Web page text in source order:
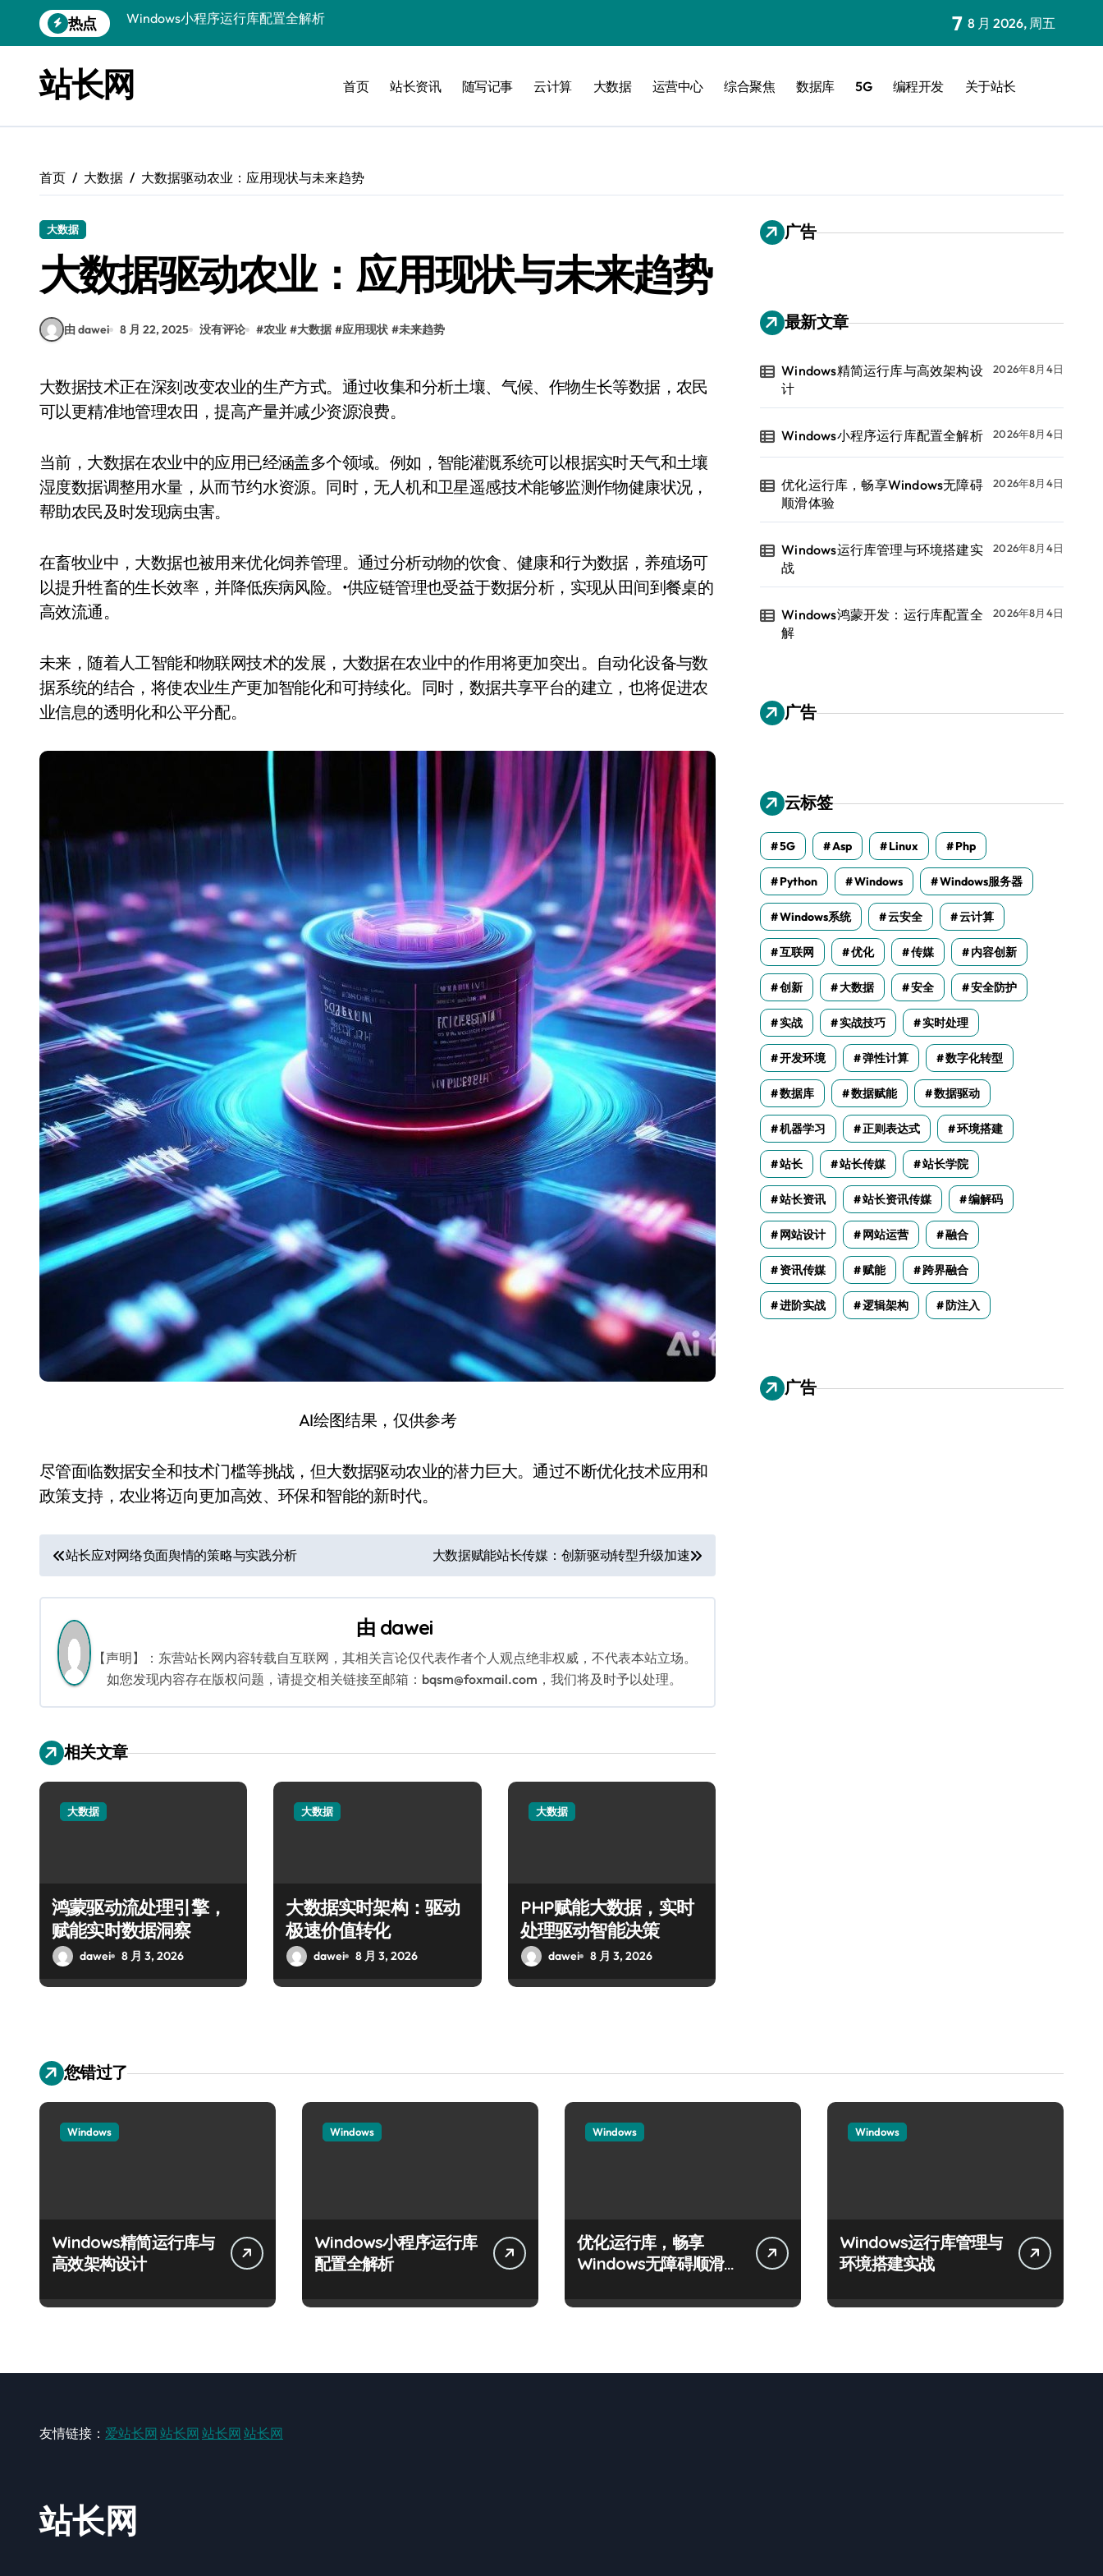
到
热点
优化运行库，畅享Windows无障碍顺滑体验
Windows鸿蒙开发：运行库配置全解
Windows嵌入式开发环境搭建与运行库优化
Linux环境优化与数据库调优实战
Linux下计算机视觉数据库配置与优化
Windows精简运行库与高效架构设计
7 8 月 2026, 周五
站长网 首页 站长资讯 随写记事 云计算 大数据 运营中心 综合聚焦 数据库 5G 编程开发 关于站长
首页 大数据 大数据驱动农业：应用现状与未来趋势
大数据
大数据驱动农业：应用现状与未来趋势
由 dawei 8 月 22, 2025 没有评论 #农业 #大数据 #应用现状 #未来趋势
大数据技术正在深刻改变农业的生产方式。通过收集和分析土壤、气候、作物生长等数据，农民
可以更精准地管理农田，提高产量并减少资源浪费。
当前，大数据在农业中的应用已经涵盖多个领域。例如，智能灌溉系统可以根据实时天气和土壤
湿度数据调整用水量，从而节约水资源。同时，无人机和卫星遥感技术能够监测作物健康状况，
帮助农民及时发现病虫害。
在畜牧业中，大数据也被用来优化饲养管理。通过分析动物的饮食、健康和行为数据，养殖场可
以提升牲畜的生长效率，并降低疾病风险。•供应链管理也受益于数据分析，实现从田间到餐桌的
高效流通。
未来，随着人工智能和物联网技术的发展，大数据在农业中的作用将更加突出。自动化设备与数
据系统的结合，将使农业生产更加智能化和可持续化。同时，数据共享平台的建立，也将促进农
业信息的透明化和公平分配。
AI绘图结果，仅供参考
尽管面临数据安全和技术门槛等挑战，但大数据驱动农业的潜力巨大。通过不断优化技术应用和
政策支持，农业将迈向更加高效、环保和智能的新时代。
文
章
导
航
站长应对网络负面舆情的策略与实践分析 大数据赋能站长传媒：创新驱动转型升级加速
由 dawei
【声明】：东营站长网内容转载自互联网，其相关言论仅代表作者个人观点绝非权威，不代表本站立场。
如您发现内容存在版权问题，请提交相关链接至邮箱：bqsm@foxmail.com，我们将及时予以处理。
相关文章
大数据
鸿蒙驱动流处理引擎，
赋能实时数据洞察
dawei 8 月 3, 2026
大数据
大数据实时架构：驱动
极速价值转化
dawei 8 月 3, 2026
大数据
PHP赋能大数据，实时
处理驱动智能决策
dawei 8 月 3, 2026
广告
最新文章
Windows精简运行库与高效架构设
计
2026年8月4日
Windows小程序运行库配置全解析 2026年8月4日
优化运行库，畅享Windows无障碍
顺滑体验
2026年8月4日
Windows运行库管理与环境搭建实
战
2026年8月4日
Windows鸿蒙开发：运行库配置全
解
2026年8月4日
广告
云标签
5G Asp Linux Php
Python Windows Windows服务器
Windows系统 云安全 云计算
互联网 优化 传媒 内容创新
创新 大数据 安全 安全防护
实战 实战技巧 实时处理
开发环境 弹性计算 数字化转型
数据库 数据赋能 数据驱动
机器学习 正则表达式 环境搭建
站长 站长传媒 站长学院
站长资讯 站长资讯传媒 编解码
网站设计 网站运营 融合
资讯传媒 赋能 跨界融合
进阶实战 逻辑架构 防注入
广告
您错过了
Windows
Windows精简运行库与
高效架构设计
Windows
Windows小程序运行库
配置全解析
Windows
优化运行库，畅享
Windows无障碍顺滑体
Windows
Windows运行库管理与
环境搭建实战
友情链接： 爱站长网 站长网 站长网 站长网
站长网